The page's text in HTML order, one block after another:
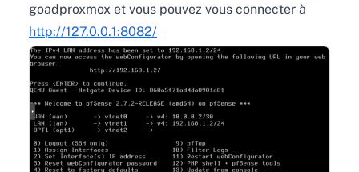
goadproxmox et vous pouvez vous connecter à
http://127.0.0.1:8082/